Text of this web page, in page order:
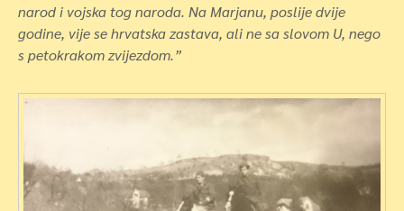
narod i vojska tog naroda. Na Marjanu, poslije dvije
godine, vije se hrvatska zastava, ali ne sa slovom U, nego
s petokrakom zvijezdom.”